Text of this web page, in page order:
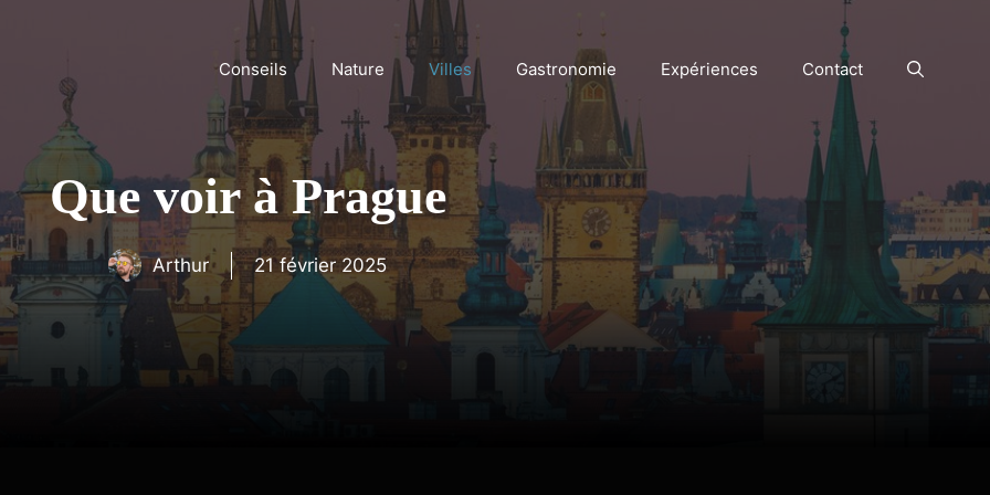
Conseils Nature Villes Gastronomie Expériences Contact
Que voir à Prague
Arthur 21 février 2025